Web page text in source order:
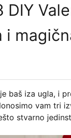
DIY
i
baš iza ugla, i
vam tri
stvarno